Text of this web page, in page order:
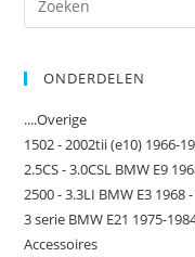
ONDERDELEN
....Overige
1502 - 2002tii (e10) 1966-
2.5CS - 3.0CSL BMW E9
2500 - 3.3LI BMW E3 1968
3 serie BMW E21 1975-
Accessoires